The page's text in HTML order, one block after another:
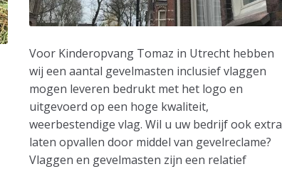
Voor Kinderopvang Tomaz in Utrecht hebben
wij een aantal gevelmasten inclusief vlaggen
mogen leveren bedrukt met het logo en
uitgevoerd op een hoge kwaliteit,
weerbestendige vlag. Wil u uw bedrijf ook extra
laten opvallen door middel van gevelreclame?
Vlaggen en gevelmasten zijn een relatief